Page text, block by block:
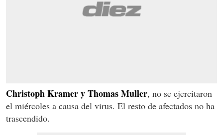
Christoph Kramer y Thomas Muller, no se ejercitaron
el miércoles a causa del virus. El resto de afectados no ha
trascendido.